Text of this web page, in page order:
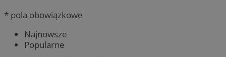
* pola obowiązkowe
Najnowsze
Popularne